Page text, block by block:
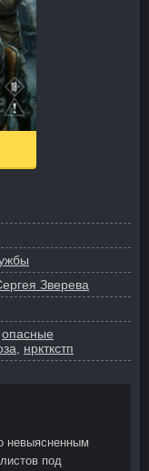
Зверева
опасные
, нркткстп
невыясненным
под